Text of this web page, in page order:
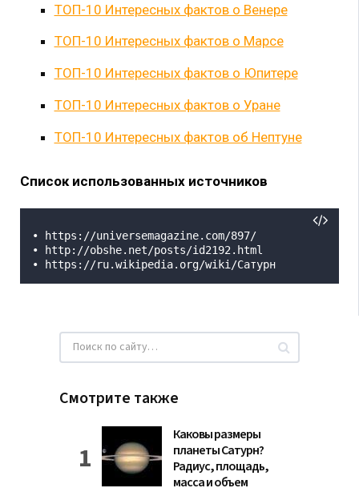
ТОП-10 Интересных фактов о Венере
ТОП-10 Интересных фактов о Марсе
ТОП-10 Интересных фактов о Юпитере
ТОП-10 Интересных фактов о Уране
ТОП-10 Интересных фактов об Нептуне
Список использованных источников
• https://universemagazine.com/897/
• http://obshe.net/posts/id2192.html
• https://ru.wikipedia.org/wiki/Сатурн
Смотрите также
Каковы размеры
планеты Сатурн?
Радиус, площадь,
масса и объем